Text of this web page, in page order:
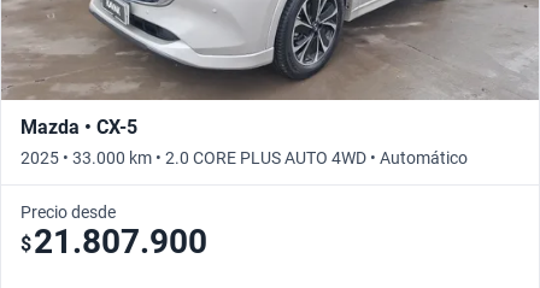
Mazda • CX-5
2025 • 33.000 km • 2.0 CORE PLUS AUTO 4WD • Automático
Precio desde
$21.807.900